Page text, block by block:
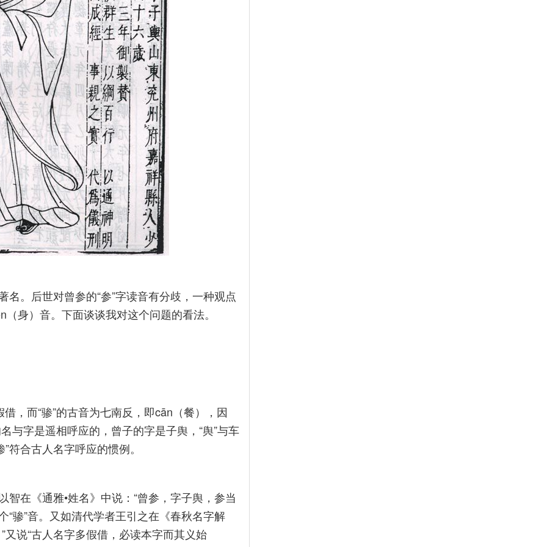
。后世对曾参的“参”字读音有分歧，一种观点
身）音。下面谈谈我对这个问题的看法。
借，而“骖”的古音为七南反，即cān（餐），因
与字是遥相呼应的，曾子的字是子舆，“舆”与车
符合古人名字呼应的惯例。
在《通雅•姓名》中说：“曾参，字子舆，参当
“骖”音。又如清代学者王引之在《春秋名字解
说“古人名字多假借，必读本字而其义始